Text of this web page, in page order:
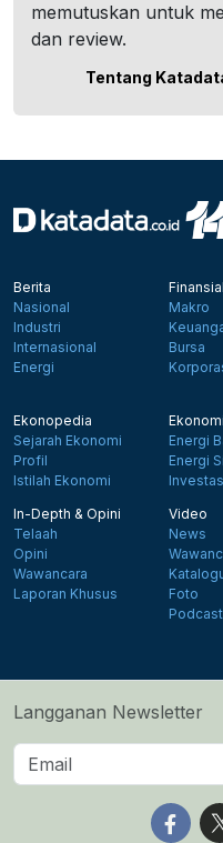
memutuskan untuk
dan review.
Tentang
Berita
Nasional
Industri
Internasional
Energi
Finansial
Makro
Bursa
Ekonopedia
Sejarah Ekonomi
Profil
Istilah Ekonomi
Energi
Energi
In-Depth & Opini
Telaah
Opini
Wawancara
Laporan Khusus
Video
News
Foto
Podcast
Langganan Newsletter